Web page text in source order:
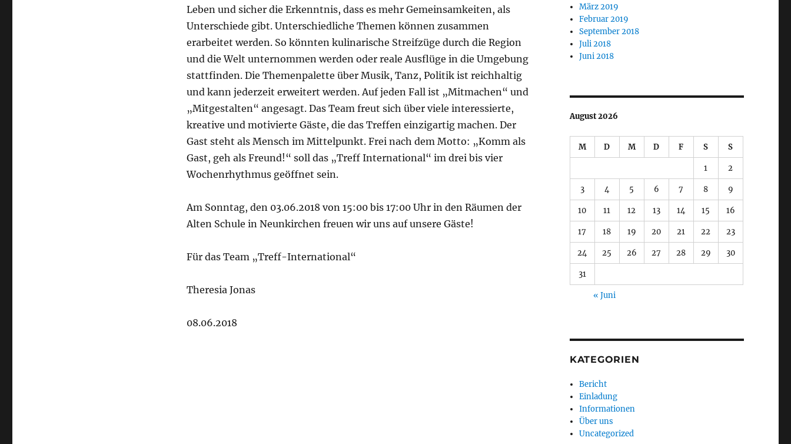
Leben und sicher die Erkenntnis, dass es mehr Gemeinsamkeiten, als
Unterschiede gibt. Unterschiedliche Themen können zusammen
erarbeitet werden. So könnten kulinarische Streifzüge durch die Region
und die Welt unternommen werden oder reale Ausflüge in die Umgebung
stattfinden. Die Themenpalette über Musik, Tanz, Politik ist reichhaltig
und kann jederzeit erweitert werden. Auf jeden Fall ist „Mitmachen“ und
„Mitgestalten“ angesagt. Das Team freut sich über viele interessierte,
kreative und motivierte Gäste, die das Treffen einzigartig machen. Der
Gast steht als Mensch im Mittelpunkt. Frei nach dem Motto: „Komm als
Gast, geh als Freund!“ soll das „Treff International“ im drei bis vier
Wochenrhythmus geöffnet sein.
Am Sonntag, den 03.06.2018 von 15:00 bis 17:00 Uhr in den Räumen der
Alten Schule in Neunkirchen freuen wir uns auf unsere Gäste!
Für das Team „Treff-International“
Theresia Jonas
08.06.2018
März 2019
Februar 2019
September 2018
Juli 2018
Juni 2018
August 2026
M D M D F S S
1 2
3 4 5 6 7 8 9
10 11 12 13 14 15 16
17 18 19 20 21 22 23
24 25 26 27 28 29 30
31
« Juni
KATEGORIEN
Bericht
Einladung
Informationen
Über uns
Uncategorized